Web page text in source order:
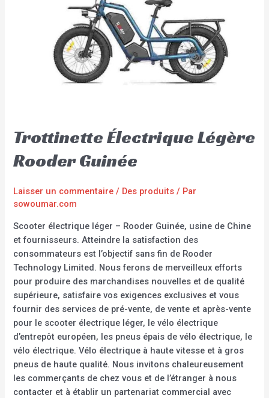
Trottinette Électrique Légère
Rooder Guinée
Laisser un commentaire / Des produits / Par
sowoumar.com
Scooter électrique léger – Rooder Guinée, usine de Chine
et fournisseurs. Atteindre la satisfaction des
consommateurs est l’objectif sans fin de Rooder
Technology Limited. Nous ferons de merveilleux efforts
pour produire des marchandises nouvelles et de qualité
supérieure, satisfaire vos exigences exclusives et vous
fournir des services de pré-vente, de vente et après-vente
pour le scooter électrique léger, le vélo électrique
d’entrepôt européen, les pneus épais de vélo électrique, le
vélo électrique. Vélo électrique à haute vitesse et à gros
pneus de haute qualité. Nous invitons chaleureusement
les commerçants de chez vous et de l’étranger à nous
contacter et à établir un partenariat commercial avec